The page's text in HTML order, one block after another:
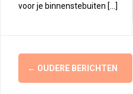
voor je binnenstebuiten […]
Berichtennavigatie
← OUDERE BERICHTEN